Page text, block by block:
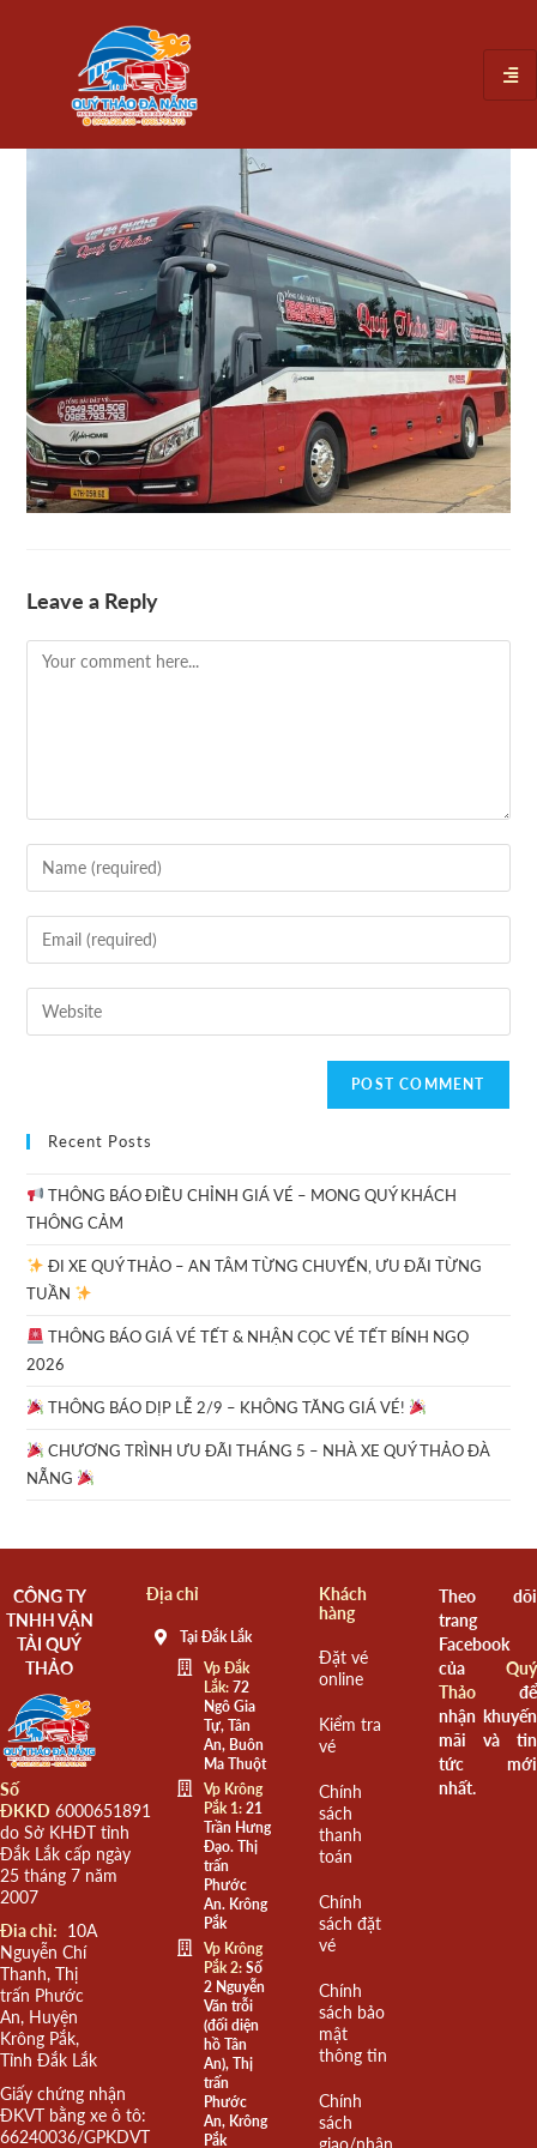
Leave a Reply
Recent Posts
THÔNG BÁO ĐIỀU CHỈNH GIÁ VÉ – MONG QUÝ KHÁCH
THÔNG CẢM
ĐI XE QUÝ THẢO – AN TÂM TỪNG CHUYẾN, ƯU ĐÃI TỪNG
TUẦN
THÔNG BÁO GIÁ VÉ TẾT & NHẬN CỌC VÉ TẾT BÍNH NGỌ
2026
THÔNG BÁO DỊP LỄ 2/9 – KHÔNG TĂNG GIÁ VÉ!
CHƯƠNG TRÌNH ƯU ĐÃI THÁNG 5 – NHÀ XE QUÝ THẢO ĐÀ
NẴNG
CÔNG TY
TNHH VẬN
TẢI QUÝ
THẢO
Số
ĐKKD 6000651891
do Sở KHĐT tỉnh
Đắk Lắk cấp ngày
25 tháng 7 năm
2007
Đia chỉ: 10A
Nguyễn Chí
Thanh, Thị
trấn Phước
An, Huyện
Krông Pắk,
Tỉnh Đắk Lắk
Giấy chứng nhận
ĐKVT bằng xe ô tô:
66240036/GPKDVT
Địa chỉ
Tại Đắk Lắk
Vp Đắk
Lắk:72
Ngô Gia
Tự, Tân
An, Buôn
Ma Thuột
Vp Krông
Pắk 1:21
Trần Hưng
Đạo. Thị
trấn
Phước
An. Krông
Pắk
Vp Krông
Pắk 2:Số
2 Nguyễn
Văn trỗi
(đối diện
hồ Tân
An), Thị
trấn
Phước
An, Krông
Pắk
Khách
hàng
Đặt vé
online
Kiểm tra
vé
Chính
sách
thanh
toán
Chính
sách đặt
vé
Chính
sách bảo
mật
thông tin
Chính
sách
giao/nhận
Theo dõi
trang
Facebook
của Quý
Thảođể
nhận khuyến
mãi và tin
tức mới
nhất.